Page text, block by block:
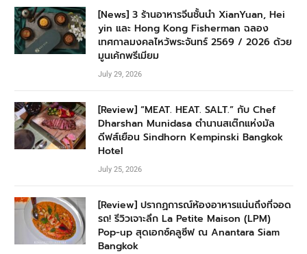
[News] 3 ร้านอาหารจีนชั้นนำ XianYuan, Hei
yin และ Hong Kong Fisherman ฉลอง
เทศกาลมงคลไหว้พระจันทร์ 2569 / 2026 ด้วย
มูนเค้กพรีเมียม
July 29, 2026
[Review] “MEAT. HEAT. SALT.” กับ Chef
Dharshan Munidasa ตำนานสเต๊กแห่งมัล
ดีฟส์เยือน Sindhorn Kempinski Bangkok
Hotel
July 25, 2026
[Review] ปรากฏการณ์ห้องอาหารแน่นถึงที่จอด
รถ! รีวิวเจาะลึก La Petite Maison (LPM)
Pop-up สุดเอกซ์คลูซีฟ ณ Anantara Siam
Bangkok